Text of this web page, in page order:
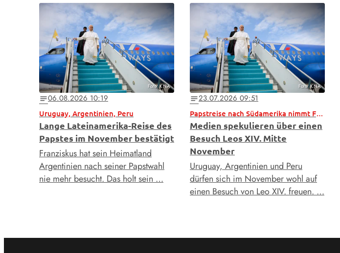
Foto: KNA
notes06.08.2026 10:19
Uruguay, Argentinien, Peru
Lange Lateinamerika-Reise des
Papstes im November bestätigt
Franziskus hat sein Heimatland
Argentinien nach seiner Papstwahl
nie mehr besucht. Das holt sein …
Foto: KNA
notes23.07.2026 09:51
Papstreise nach Südamerika nimmt Formen an
Medien spekulieren über einen
Besuch Leos XIV. Mitte
November
Uruguay, Argentinien und Peru
dürfen sich im November wohl auf
einen Besuch von Leo XIV. freuen. …